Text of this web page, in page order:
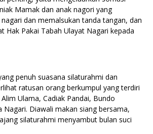
Mamak dan anak nagori yang
dan memalsukan tanda tangan, dan
Hak Pakai Tabah Ulayat Nagari kepada
penuh suasana silaturahmi dan
ratusan orang berkumpul yang terdiri
Ulama, Cadiak Pandai, Bundo
Nagari. Diawali makan siang bersama,
silaturahmi menyambut bulan suci